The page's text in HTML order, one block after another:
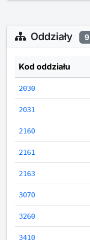
Oddziały 9
Kod oddziału
2030
2031
2160
2161
2163
3070
3260
3410